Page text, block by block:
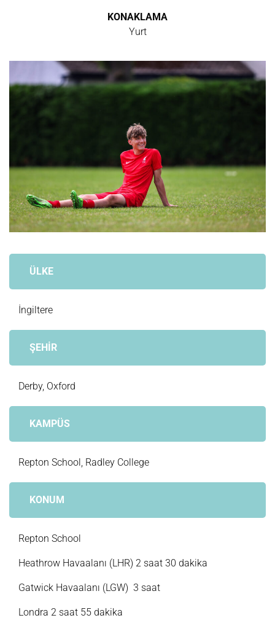
KONAKLAMA
Yurt
ÜLKE
İngiltere
ŞEHİR
Derby, Oxford
KAMPÜS
Repton School, Radley College
KONUM
Repton School
Heathrow Havaalanı (LHR) 2 saat 30 dakika
Gatwick Havaalanı (LGW) 3 saat
Londra 2 saat 55 dakika